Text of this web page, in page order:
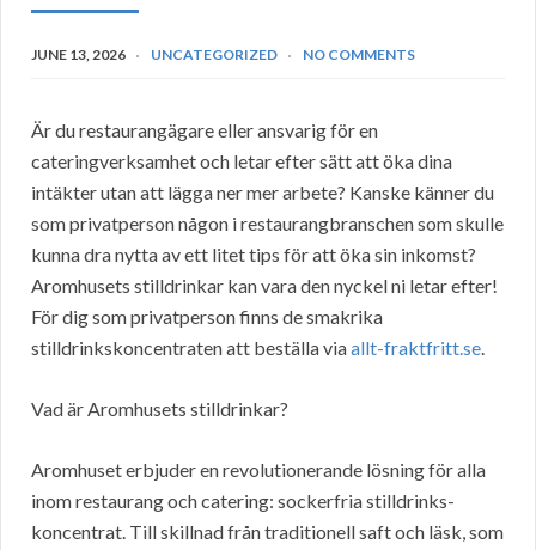
JUNE 13, 2026 UNCATEGORIZED NO COMMENTS
Är du restaurangägare eller ansvarig för en
cateringverksamhet och letar efter sätt att öka dina
intäkter utan att lägga ner mer arbete? Kanske känner du
som privatperson någon i restaurangbranschen som skulle
kunna dra nytta av ett litet tips för att öka sin inkomst?
Aromhusets stilldrinkar kan vara den nyckel ni letar efter!
För dig som privatperson finns de smakrika
stilldrinkskoncentraten att beställa viaallt-fraktfritt.se.
Vad är Aromhusets stilldrinkar?
Aromhuset erbjuder en revolutionerande lösning för alla
inom restaurang och catering: sockerfria stilldrinks-
koncentrat. Till skillnad från traditionell saft och läsk, som